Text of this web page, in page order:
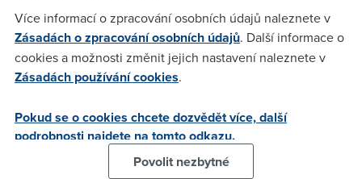
Tak +- takhle mi to bezelo kdyz jsem byl ve 2 (pod FUP) az
do pondeli. V pondeli (stale ve 2) se to najednou drasticky
zmenilo (v nedeli jsem prekrocil 10G) a bylo z toho
packetloss 50%, ping ve hrach 600-2000ms, rychlost
60kbps +- 30
Tewet(17.3.2004 13:22:25)
Neni to tim limitem 10 GB! Jak jsem psal už jinde, mam traffic
Více informací o zpracování osobních údajů naleznete v
Zásadách o zpracování osobních údajů. Další informace o
cookies a možnosti změnit jejich nastavení naleznete v
Zásadách používání cookies.
Pokud se o cookies chcete dozvědět více, další
podrobnosti najdete na tomto odkazu.
Povolit nezbytné